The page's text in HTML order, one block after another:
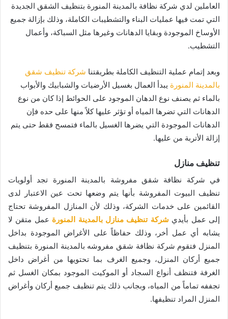
العاملين لدي شركة نظافة بالمدينة المنورة بتنظيف الشقق الجديدة
التي تمت فيها عمليات البناء والتشطيبات الكاملة، وذلك بإزالة جميع
الأوساخ الموجودة وبقايا الدهانات وغيرها مثل السباكة، وأعمال
التشطيب.
وبعد إتمام عملية التنظيف الكاملة بطريقتنا شركة تنظيف شقق
بالمدينة المنورة يبدأ العمال بغسيل الأرضيات والشبابيك والأبواب
بالماء ثم يصنف نوع الدهان الموجود على الحوائط إذا كان من نوع
الدهانات التي تضرها المياه أو تؤثر عليها كلاً منها على حده فإن
الدهانات الموجودة التي يضرها الغسيل بالماء فتمسح فقط حتى يتم
إزالة الأتربة من عليها.
تنظيف منازل
في شركة نظافة شقق مفروشة بالمدينة المنورة تجد أولويات
تنظيف البيوت المفروشة بأنها يتم وضعها تحت عين الاعتبار لدى
القائمين على خدمات الشركة، وذلك لأن المنازل المفروشة تحتاج
إلى عمل بأيدي شركة تنظيف منازل بالمدينة المنورة عمل متقن لا
يشابه أي عمل أخر، وذلك حفاظاً على الأغراض الموجودة بداخل
المنزل فتقوم شركة نظافة شقق مفروشه بالمدينة المنورة بتنظيف
جميع أركان المنزل، وجميع الغرف بما تحتويها من أغراض داخل
الغرفة فتنظف أنواع السجاد أو الموكيت الموجود بمكان الغسل ثم
تجففه تماماً من المياه، وبجانب ذلك يتم تنظيف جميع أركان وأغراض
المنزل المراد تنظيفها.